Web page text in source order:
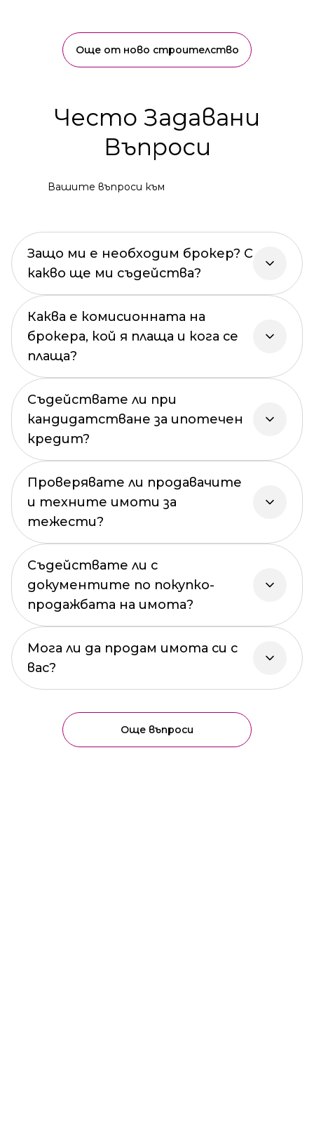
Още от ново строителство
Често Задавани
Въпроси
Вашите въпроси към
Защо ми е необходим брокер? С
какво ще ми съдейства?
Каква е комисионната на
брокера, кой я плаща и кога се
плаща?
Съдействате ли при
кандидатстване за ипотечен
кредит?
Проверявате ли продавачите
и техните имоти за
тежести?
Съдействате ли с
документите по покупко-
продажбата на имота?
Мога ли да продам имота си с
вас?
Още въпроси